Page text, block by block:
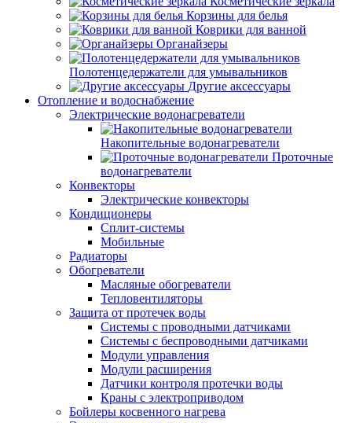
Корзины для белья
Коврики для ванной
Органайзеры
Полотенцедержатели для умывальников
Другие аксессуары
Отопление и водоснабжение
Электрические водонагреватели
Накопительные водонагреватели
Проточные
водонагреватели
Конвекторы
Электрические конвекторы
Кондиционеры
Сплит-системы
Мобильные
Радиаторы
Обогреватели
Масляные обогреватели
Тепловентиляторы
Защита от протечек воды
Системы с проводными датчиками
Системы с беспроводными датчиками
Модули управления
Модули расширения
Датчики контроля протечки воды
Краны с электроприводом
Бойлеры косвенного нагрева